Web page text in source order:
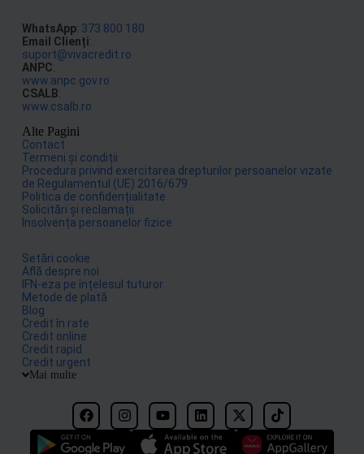
WhatsApp: 373 800 180
Email Clienți:
suport@vivacredit.ro
ANPC:
www.anpc.gov.ro
CSALB:
www.csalb.ro
Alte Pagini
Contact
Termeni și condiții
Procedura privind exercitarea drepturilor persoanelor vizate
de Regulamentul (UE) 2016/679
Politica de confidențialitate
Solicitări și reclamații
Insolvența persoanelor fizice
Setări cookie
Află despre noi
IFN-eza pe înțelesul tuturor
Metode de plată
Blog
Credit în rate
Credit online
Credit rapid
Credit urgent
Mai multe